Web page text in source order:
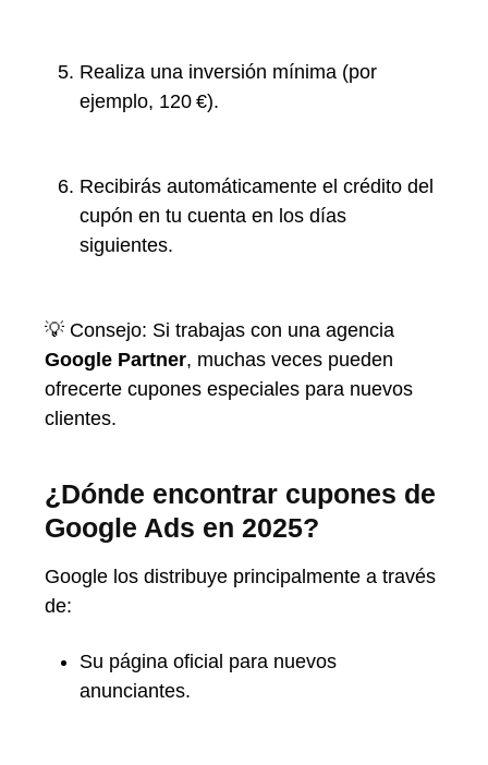
Realiza una inversión mínima (por
ejemplo, 120 €).
Recibirás automáticamente el crédito del
cupón en tu cuenta en los días
siguientes.
💡 Consejo: Si trabajas con una agencia
Google Partner, muchas veces pueden
ofrecerte cupones especiales para nuevos
clientes.
¿Dónde encontrar cupones de
Google Ads en 2025?
Google los distribuye principalmente a través
de:
Su página oficial para nuevos
anunciantes.